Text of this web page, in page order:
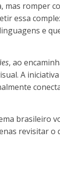
romper
essa
e
, ao
A
brasileiro
revisitar